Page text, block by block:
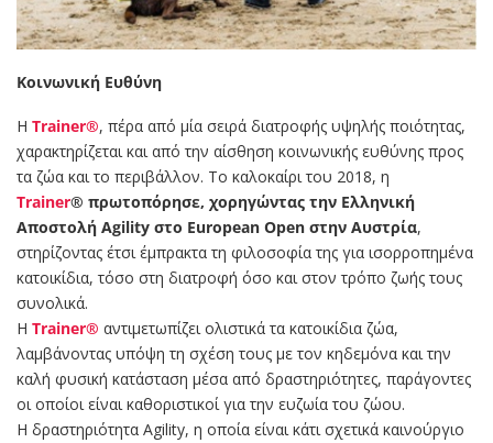
Κοινωνική Ευθύνη
Η Trainer®, πέρα από μία σειρά διατροφής υψηλής ποιότητας,
χαρακτηρίζεται και από την αίσθηση κοινωνικής ευθύνης προς
τα ζώα και το περιβάλλον. Το καλοκαίρι του 2018, η
Trainer® πρωτοπόρησε, χορηγώντας την Ελληνική
Αποστολή Agility στο European Open στην Αυστρία,
στηρίζοντας έτσι έμπρακτα τη φιλοσοφία της για ισορροπημένα
κατοικίδια, τόσο στη διατροφή όσο και στον τρόπο ζωής τους
συνολικά.
Η Trainer® αντιμετωπίζει ολιστικά τα κατοικίδια ζώα,
λαμβάνοντας υπόψη τη σχέση τους με τον κηδεμόνα και την
καλή φυσική κατάσταση μέσα από δραστηριότητες, παράγοντες
οι οποίοι είναι καθοριστικοί για την ευζωία του ζώου.
Η δραστηριότητα Agility, η οποία είναι κάτι σχετικά καινούργιο